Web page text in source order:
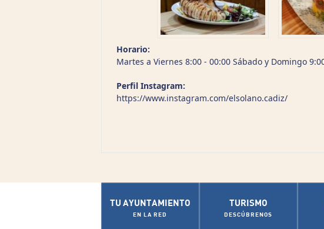
Horario:
Martes a Viernes 8:00 - 00:00 Sábado y Domingo
Perfil Instagram:
https://www.instagram.com/elsolano.cadiz/
TU AYUNTAMIENTO
EN LA RED
TURISMO
DESCÚBRENOS